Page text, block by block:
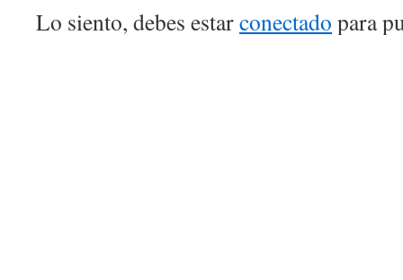
Lo siento, debes estarconectado para